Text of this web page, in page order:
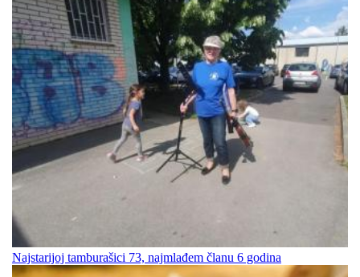
Najstarijoj tamburašici 73, najmlađem članu 6 godina